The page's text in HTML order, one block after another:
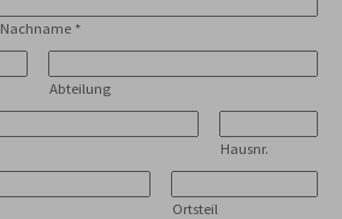
Nachname *
Abteilung
Hausnr.
Ortsteil